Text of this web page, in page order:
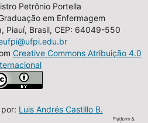
Petrônio Portella
em Enfermagem
Piauí, Brasil, CEP: 64049-550
Creative Commons Atribuição 4.0
Luis Andrés Castillo B.